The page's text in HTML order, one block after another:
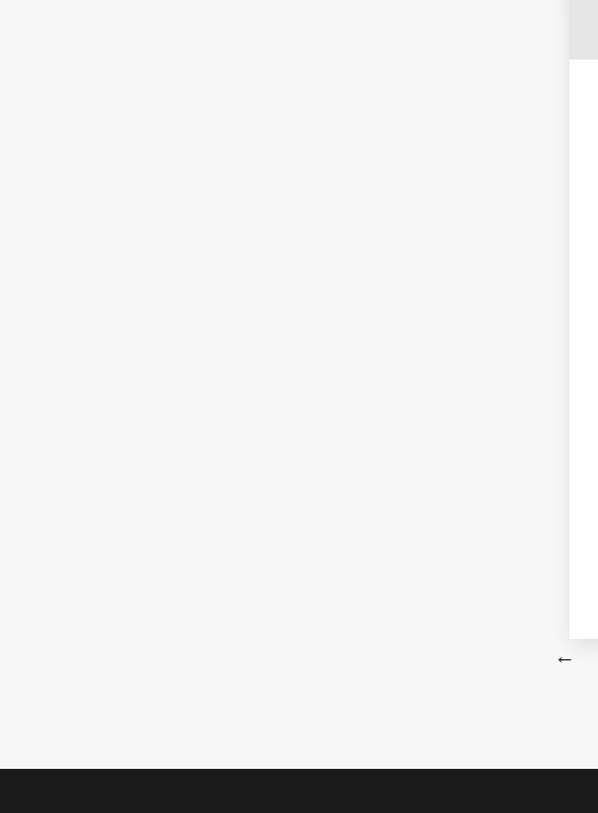
←